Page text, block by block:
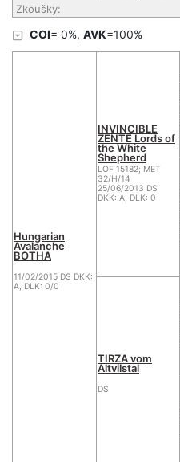
Zkoušky:
COI= 0%, AVK=100%
Hungarian
Avalanche
BOTHA
11/02/2015 DS DKK:
A, DLK: 0/0
INVINCIBLE
ZENTE Lords of
the White
Shepherd
LOF 15182; MET
32/H/14
25/06/2013 DS
DKK: A, DLK: 0
TIRZA vom
Altvilstal
DS